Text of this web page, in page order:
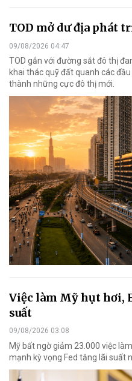
TOD mở dư địa phát
09/08/2026 04:47
TOD gắn với đường sắt đô thị
khai thác quỹ đất quanh các
thành những cực đô thị mới.
Việc làm Mỹ hụt hơi,
suất
09/08/2026 03:08
Mỹ bất ngờ giảm 23.000 việc
mạnh kỳ vọng Fed tăng lãi suất